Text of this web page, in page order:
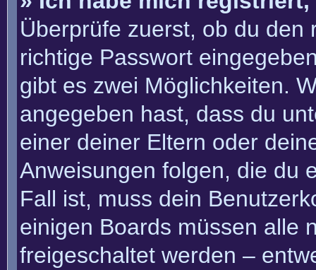
Überprüfe zuerst, ob du den
richtige Passwort
gibt es zwei Möglichkeiten.
angegeben hast, dass du
einer deiner Eltern oder
Anweisungen folgen, die du
Fall ist, muss dein
einigen Boards müssen alle
freigeschaltet werden –